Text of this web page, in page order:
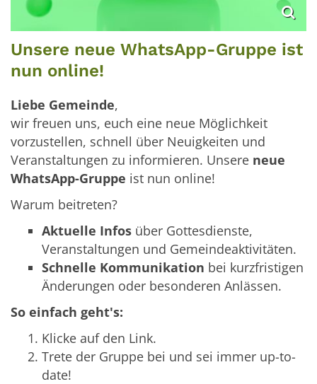
Unsere neue WhatsApp-Gruppe ist
nun online!
Liebe Gemeinde,
wir freuen uns, euch eine neue Möglichkeit
vorzustellen, schnell über Neuigkeiten und
Veranstaltungen zu informieren. Unsere neue
WhatsApp-Gruppe ist nun online!
Warum beitreten?
Aktuelle Infos über Gottesdienste,
Veranstaltungen und Gemeindeaktivitäten.
Schnelle Kommunikation bei kurzfristigen
Änderungen oder besonderen Anlässen.
So einfach geht's:
Klicke auf den Link.
Trete der Gruppe bei und sei immer up-to-
date!